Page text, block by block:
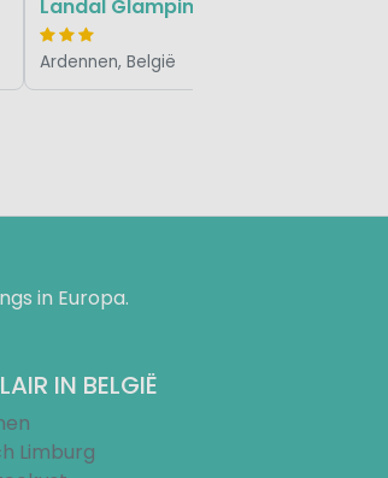
Ardennen, België
in Europa.
IN BELGIË
Limburg